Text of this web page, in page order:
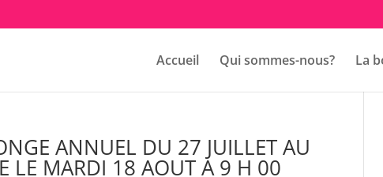
Accueil Qui sommes-nous? La
ANNUEL DU 27 JUILLET AU
LE MARDI 18 AOUT A 9 H 00